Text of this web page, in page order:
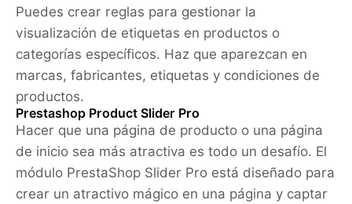
Puedes crear reglas para gestionar la
visualización de etiquetas en productos o
categorías específicos. Haz que aparezcan en
marcas, fabricantes, etiquetas y condiciones de
productos.
Prestashop Product Slider Pro
Hacer que una página de producto o una página
de inicio sea más atractiva es todo un desafío. El
módulo PrestaShop Slider Pro está diseñado para
crear un atractivo mágico en una página y captar